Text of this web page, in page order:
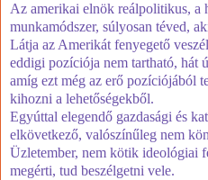
Az amerikai elnök reálpolitikus, a
munkamódszer, súlyosan téved,
Látja az Amerikát fenyegető
eddigi pozíciója nem tartható, hát
amíg ezt még az erő pozíciójából
kihozni a lehetőségekből.
Egyúttal elegendő gazdasági és
elkövetkező, valószínűleg nem
Üzletember, nem kötik ideológiai
megérti, tud beszélgetni vele.